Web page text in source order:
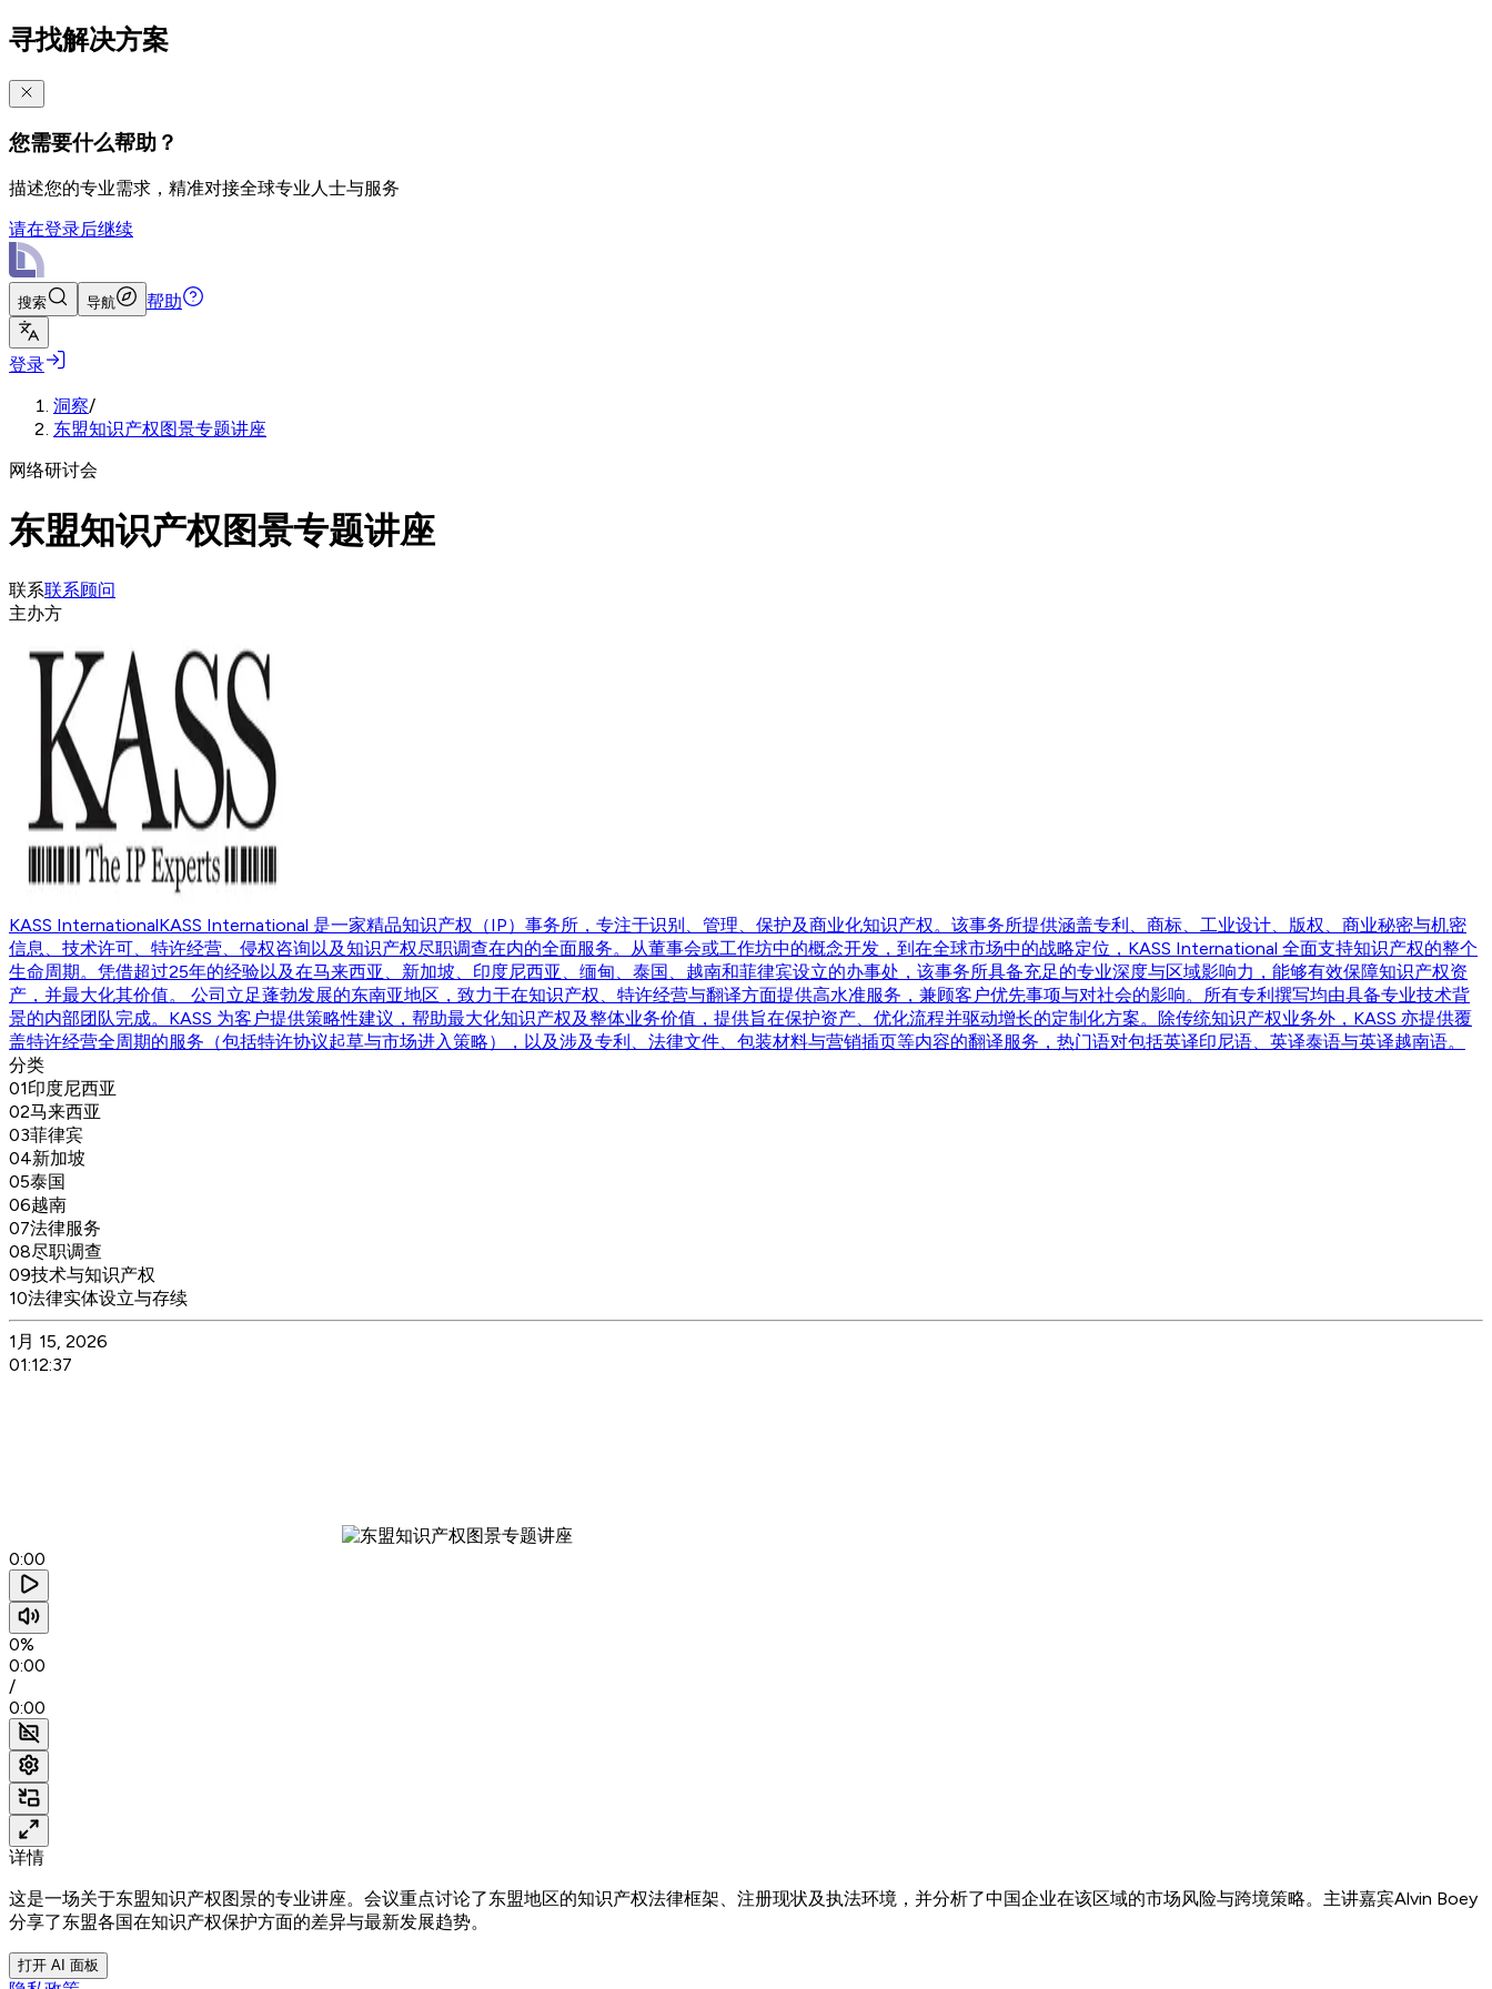
寻找解决方案
您需要什么帮助？
描述您的专业需求，精准对接全球专业人士与服务
请在登录后继续
搜索 导航 帮助
登录
洞察/
东盟知识产权图景专题讲座
网络研讨会
东盟知识产权图景专题讲座
联系联系顾问
主办方
KASS InternationalKASS International 是一家精品知识产权（IP）事务所，专注于识别、管理、保护及商业化知识产权。该事务所提供涵盖专利、商标、工业设计、版权、商业秘密与机密
信息、技术许可、特许经营、侵权咨询以及知识产权尽职调查在内的全面服务。从董事会或工作坊中的概念开发，到在全球市场中的战略定位，KASS International 全面支持知识产权的整个
生命周期。凭借超过25年的经验以及在马来西亚、新加坡、印度尼西亚、缅甸、泰国、越南和菲律宾设立的办事处，该事务所具备充足的专业深度与区域影响力，能够有效保障知识产权资
产，并最大化其价值。 公司立足蓬勃发展的东南亚地区，致力于在知识产权、特许经营与翻译方面提供高水准服务，兼顾客户优先事项与对社会的影响。所有专利撰写均由具备专业技术背
景的内部团队完成。KASS 为客户提供策略性建议，帮助最大化知识产权及整体业务价值，提供旨在保护资产、优化流程并驱动增长的定制化方案。除传统知识产权业务外，KASS 亦提供覆
盖特许经营全周期的服务（包括特许协议起草与市场进入策略），以及涉及专利、法律文件、包装材料与营销插页等内容的翻译服务，热门语对包括英译印尼语、英译泰语与英译越南语。
分类
01印度尼西亚
02马来西亚
03菲律宾
04新加坡
05泰国
06越南
07法律服务
08尽职调查
09技术与知识产权
10法律实体设立与存续
1月 15, 2026
01:12:37
0:00
0%
0:00
/
0:00
详情
这是一场关于东盟知识产权图景的专业讲座。会议重点讨论了东盟地区的知识产权法律框架、注册现状及执法环境，并分析了中国企业在该区域的市场风险与跨境策略。主讲嘉宾Alvin Boey
分享了东盟各国在知识产权保护方面的差异与最新发展趋势。
打开 AI 面板